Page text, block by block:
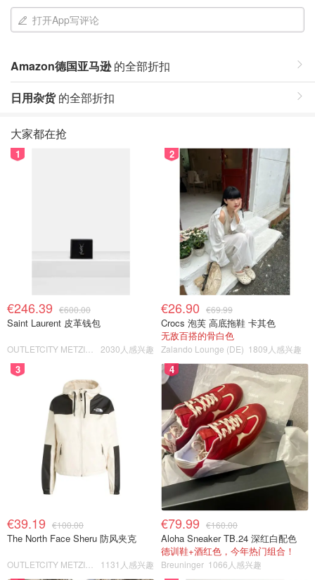
打开App写评论
Amazon德国亚马逊的全部折扣
日用杂货的全部折扣
大家都在抢
1
€246.39 €600.00
Saint Laurent 皮革钱包
2030人感兴趣
2
€26.90 €69.99
Crocs 泡芙 高底拖鞋 卡其色
无敌百搭的骨白色
Zalando Lounge (DE) 1809人感兴趣
3
€39.19 €100.00
The North Face Sheru 防风夹克
1131人感兴趣
4
€79.99 €160.00
Aloha Sneaker TB.24 深红白配色
德训鞋+酒红色，今年热门组合！
Breuninger 1066人感兴趣